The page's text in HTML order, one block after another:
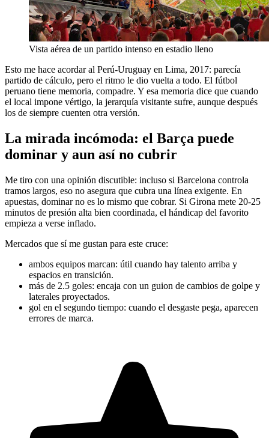
Vista aérea de un partido intenso en estadio lleno
Esto me hace acordar al Perú-Uruguay en Lima, 2017: parecía
partido de cálculo, pero el ritmo le dio vuelta a todo. El fútbol
peruano tiene memoria, compadre. Y esa memoria dice que cuando
el local impone vértigo, la jerarquía visitante sufre, aunque después
los de siempre cuenten otra versión.
La mirada incómoda: el Barça puede
dominar y aun así no cubrir
Me tiro con una opinión discutible: incluso si Barcelona controla
tramos largos, eso no asegura que cubra una línea exigente. En
apuestas, dominar no es lo mismo que cobrar. Si Girona mete 20-25
minutos de presión alta bien coordinada, el hándicap del favorito
empieza a verse inflado.
Mercados que sí me gustan para este cruce:
ambos equipos marcan: útil cuando hay talento arriba y
espacios en transición.
más de 2.5 goles: encaja con un guion de cambios de golpe y
laterales proyectados.
gol en el segundo tiempo: cuando el desgaste pega, aparecen
errores de marca.